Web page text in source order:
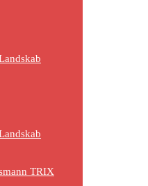
TRIX